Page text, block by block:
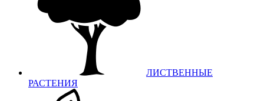
ЛИСТВЕННЫЕ
РАСТЕНИЯ